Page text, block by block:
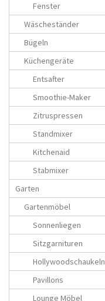
Fenster
Wäscheständer
Bügeln
Küchengeräte
Entsafter
Smoothie-Maker
Zitruspressen
Standmixer
Kitchenaid
Stabmixer
Garten
Gartenmöbel
Sonnenliegen
Sitzgarnituren
Hollywoodschaukeln
Pavillons
Lounge Möbel